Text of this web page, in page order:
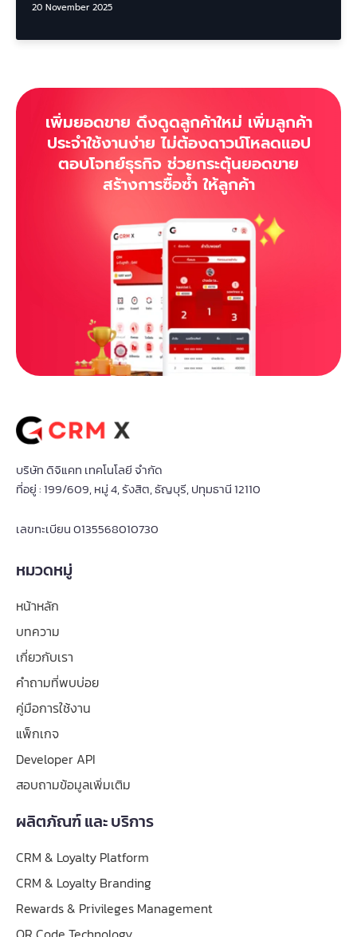
20 November 2025
เพิ่มยอดขาย ดึงดูดลูกค้าใหม่ เพิ่มลูกค้า
ประจำใช้งานง่าย ไม่ต้องดาวน์โหลดแอป
ตอบโจทย์ธุรกิจ ช่วยกระตุ้นยอดขาย
สร้างการซื้อซ้ำ ให้ลูกค้า
บริษัท ดิจิแคท เทคโนโลยี จำกัด
ที่อยู่ : 199/609, หมู่ 4, รังสิต, ธัญบุรี, ปทุมธานี 12110
เลขทะเบียน 0135568010730
หมวดหมู่
หน้าหลัก
บทความ
เกี่ยวกับเรา
คำถามที่พบบ่อย
คู่มือการใช้งาน
แพ็กเกจ
Developer API
สอบถามข้อมูลเพิ่มเติม
ผลิตภัณฑ์ และ บริการ
CRM & Loyalty Platform
CRM & Loyalty Branding
Rewards & Privileges Management